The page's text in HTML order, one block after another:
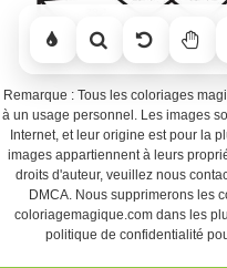
Remarque : Tous les coloriages
à un usage personnel. Les images
Internet, et leur origine est pour la
images appartiennent à leurs
droits d'auteur, veuillez nous
DMCA. Nous supprimerons les
coloriagemagique.com dans les
politique de confidentialité